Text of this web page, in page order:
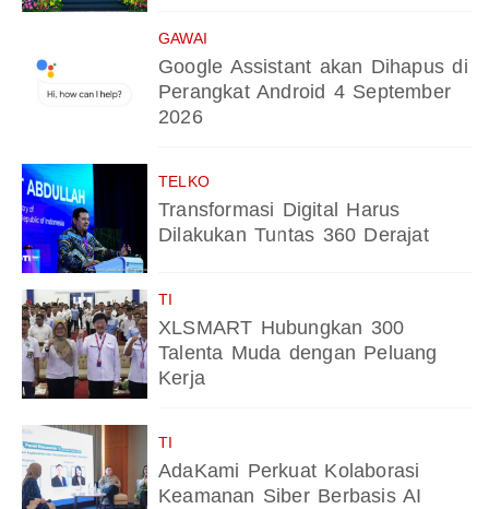
GAWAI
Google Assistant akan Dihapus di
Perangkat Android 4 September
2026
TELKO
Transformasi Digital Harus
Dilakukan Tuntas 360 Derajat
TI
XLSMART Hubungkan 300
Talenta Muda dengan Peluang
Kerja
TI
AdaKami Perkuat Kolaborasi
Keamanan Siber Berbasis AI